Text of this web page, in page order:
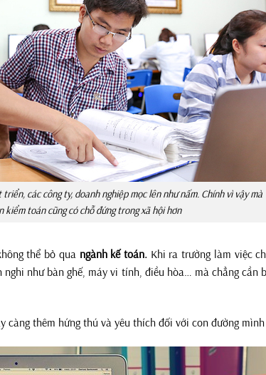
các công ty, doanh nghiệp mọc lên như nấm. Chính vì vậy mà
kiểm toán cũng có chỗ đứng trong xã hội hơn
thể bỏ qua ngành kế toán. Khi ra trường làm việc
như bàn ghế, máy vi tính, điều hòa… mà chẳng cần
càng thêm hứng thú và yêu thích đối với con đường